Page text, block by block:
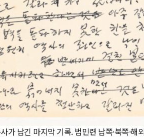
가 남긴 마지막 기록. 범민련 남쪽·북쪽·해